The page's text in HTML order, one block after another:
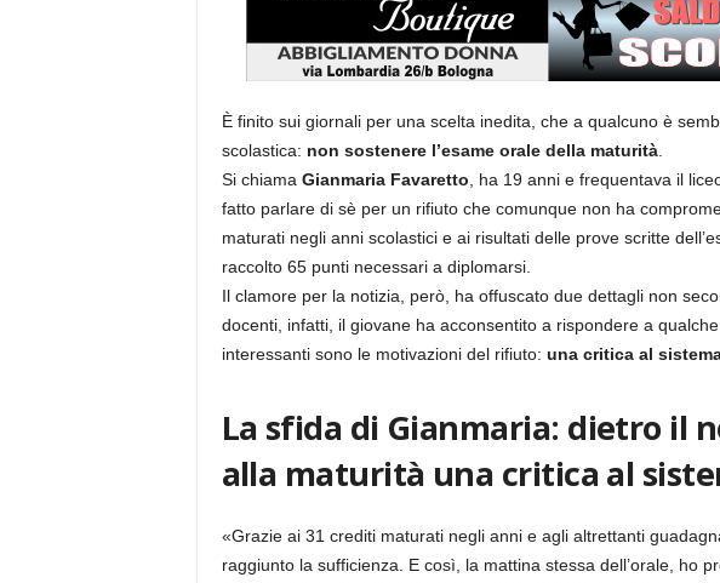
È finito sui giornali per una scelta inedita, che a qualcuno è
scolastica: non sostenere l’esame orale della maturità.
Si chiama Gianmaria Favaretto , ha 19 anni e frequentava il
fatto parlare di sè per un rifiuto che comunque non ha
maturati negli anni scolastici e ai risultati delle prove scritte
raccolto 65 punti necessari a diplomarsi.
Il clamore per la notizia, però, ha offuscato due dettagli non
docenti, infatti, il giovane ha acconsentito a rispondere a
interessanti sono le motivazioni del rifiuto: una critica al
La sfida di Gianmaria: dietro il
alla maturità una critica al
«Grazie ai 31 crediti maturati negli anni e agli altrettanti
raggiunto la sufficienza. E così, la mattina stessa dell’orale, ho